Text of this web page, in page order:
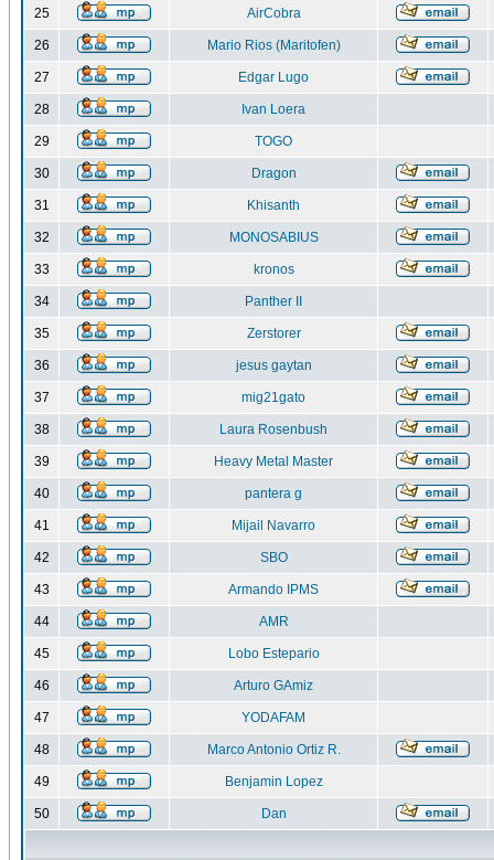
25 AirCobra
26 Mario Rios (Maritofen)
27 Edgar Lugo
28 Ivan Loera
29 TOGO
30 Dragon
31 Khisanth
32 MONOSABIUS
33 kronos
34 Panther II
35 Zerstorer
36 jesus gaytan
37 mig21gato
38 Laura Rosenbush
39 Heavy Metal Master
40 pantera g
41 Mijail Navarro
42 SBO
43 Armando IPMS
44 AMR
45 Lobo Estepario
46 Arturo GAmiz
47 YODAFAM
48 Marco Antonio Ortiz R.
49 Benjamin Lopez
50 Dan